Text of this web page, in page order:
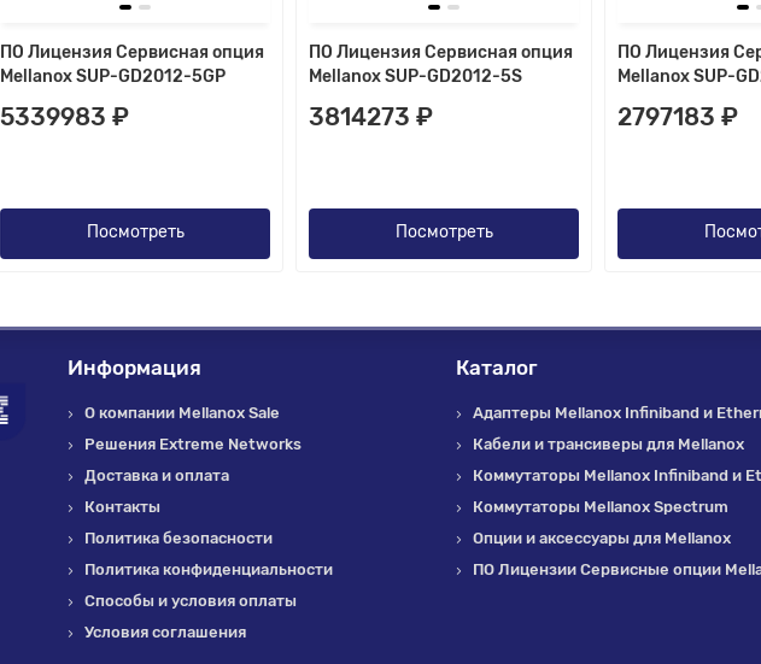
ПО Лицензия Сервисная опция
Mellanox SUP-GD2012-5GP
5339983 ₽
Посмотреть
ПО Лицензия Сервисная опция
Mellanox SUP-GD2012-5S
3814273 ₽
Посмотреть
ПО Лицензия
Mellanox SUP-
2797183 ₽
Информация
О компании Mellanox Sale
Решения Extreme Networks
Доставка и оплата
Контакты
Политика безопасности
Политика конфиденциальности
Способы и условия оплаты
Условия соглашения
Каталог
Адаптеры Mellanox Infiniband и
Кабели и трансиверы для Mellanox
Коммутаторы Mellanox Infiniband и
Коммутаторы Mellanox Spectrum
Опции и аксессуары для Mellanox
ПО Лицензии Сервисные опции